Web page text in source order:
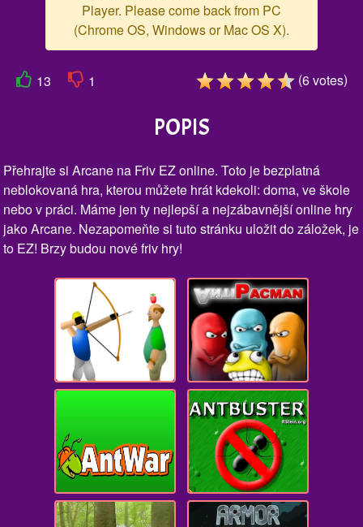
Player. Please come back from PC
(Chrome OS, Windows or Mac OS X).
13 1 (6votes)
POPIS
Přehrajte si Arcane na Friv EZ online. Toto je bezplatná
neblokovaná hra, kterou můžete hrát kdekoli: doma, ve škole
nebo v práci. Máme jen ty nejlepší a nejzábavnější online hry
jako Arcane. Nezapomeňte si tuto stránku uložit do záložek, je
to EZ! Brzy budou nové friv hry!